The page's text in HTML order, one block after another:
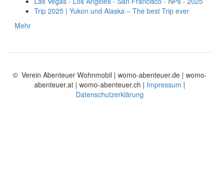
Trip 2025 | Yukon und Alaska – The best Trip ever
Mehr
© Verein Abenteuer Wohnmobil | womo-abenteuer.de | womo-
abenteuer.at | womo-abenteuer.ch | Impressum |
Datenschutzerklärung